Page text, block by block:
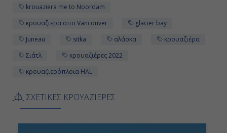
krouaziera me to Noordam
κρουαζιερα απο Vancouver
glacier bay
Juneau
sitka αλάσκα
κρουαζιέρα
Σιάτλ
κρουαζιέρες 2022
κρουαζιερόπλοια HAL
ΣΧΕΤΙΚΕΣ ΚΡΟΥΑΖΙΕΡΕΣ